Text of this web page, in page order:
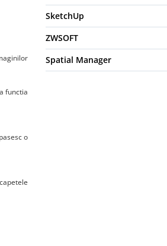
functia
o
SketchUp
ZWSOFT
Spatial Manager